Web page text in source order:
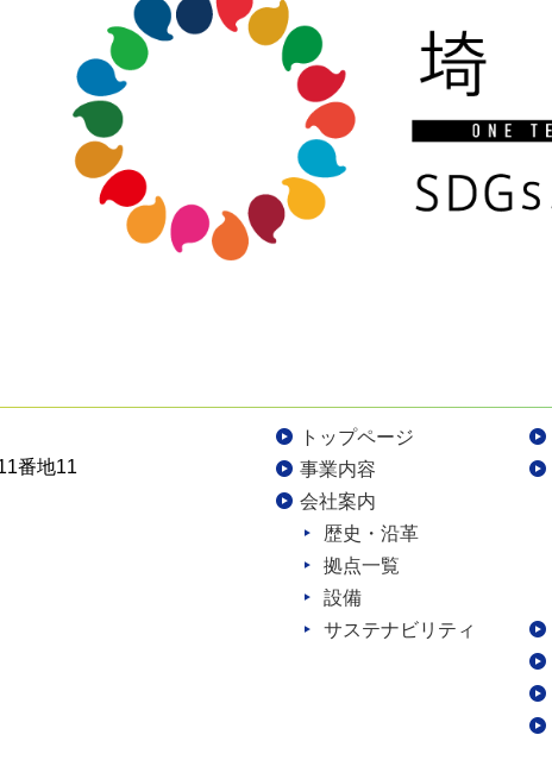
番地11
トップページ
事業内容
会社案内
歴史・沿革
拠点一覧
設備
サステナビリティ